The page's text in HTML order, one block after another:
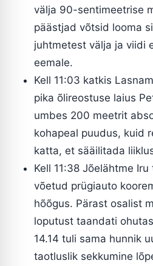
välja 90-sentimeetrise
päästjad võtsid looma
juhtmetest välja ja viidi
eemale.
Kell 11:03 katkis
pika õlireostuse laius
umbes 200 meetrit
kohapeal puudus, kuid
katta, et sääilitada
Kell 11:38 Jõelähtme
võetud prügiauto
hõõgus. Pärast osalist
loputust taandati
14.14 tuli sama hunnik
taotluslik sekkumine